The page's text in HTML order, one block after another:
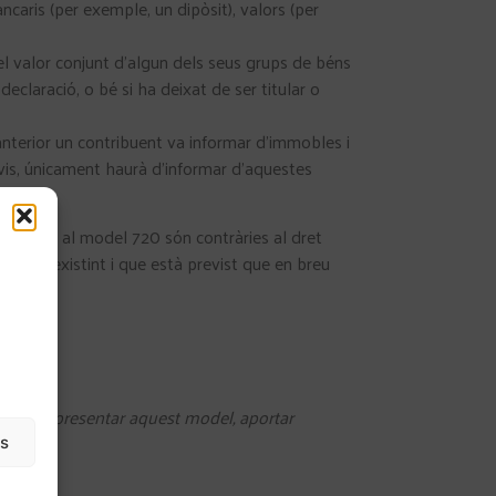
(per exemple, un dipòsit), valors (per
conjunt d’algun dels seus grups de béns
o bé si ha deixat de ser titular o
un contribuent va informar d’immobles i
únicament haurà d’informar d’aquestes
al model 720 són contràries al dret
existint i que està previst que en breu
presentar aquest model, aportar